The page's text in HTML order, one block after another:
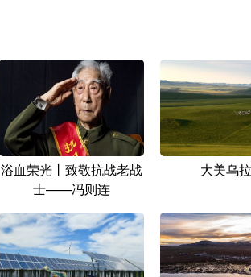
浴血荣光丨致敬抗战老战
士——冯则连
大美乌